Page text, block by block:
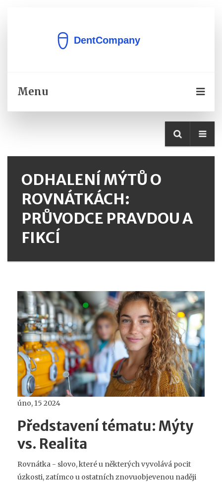
Menu
ODHALENÍ MÝTŮ O
ROVNÁTKÁCH:
PRŮVODCE PRAVDOU A
FIKCÍ
úno, 15 2024
Představení tématu: Mýty
vs. Realita
Rovnátka - slovo, které u některých vyvolává pocit
úzkosti, zatímco u ostatních znovuobjevenou naději